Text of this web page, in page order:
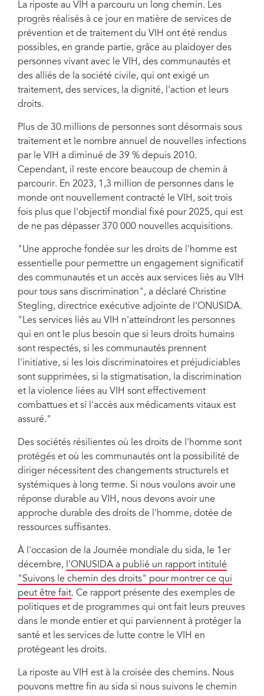
Commissioner for Human Rights
La riposte au VIH a parcouru un long chemin. Les
progrès réalisés à ce jour en matière de services de
prévention et de traitement du VIH ont été rendus
possibles, en grande partie, grâce au plaidoyer des
personnes vivant avec le VIH, des communautés et
des alliés de la société civile, qui ont exigé un
traitement, des services, la dignité, l'action et leurs
droits.
Plus de 30 millions de personnes sont désormais sous
traitement et le nombre annuel de nouvelles infections
par le VIH a diminué de 39 % depuis 2010.
Cependant, il reste encore beaucoup de chemin à
parcourir. En 2023, 1,3 million de personnes dans le
monde ont nouvellement contracté le VIH, soit trois
fois plus que l'objectif mondial fixé pour 2025, qui est
de ne pas dépasser 370 000 nouvelles acquisitions.
"Une approche fondée sur les droits de l'homme est
essentielle pour permettre un engagement significatif
des communautés et un accès aux services liés au VIH
pour tous sans discrimination", a déclaré Christine
Stegling, directrice exécutive adjointe de l'ONUSIDA.
"Les services liés au VIH n'atteindront les personnes
qui en ont le plus besoin que si leurs droits humains
sont respectés, si les communautés prennent
l'initiative, si les lois discriminatoires et préjudiciables
sont supprimées, si la stigmatisation, la discrimination
et la violence liées au VIH sont effectivement
combattues et si l'accès aux médicaments vitaux est
assuré."
Des sociétés résilientes où les droits de l'homme sont
protégés et où les communautés ont la possibilité de
diriger nécessitent des changements structurels et
systémiques à long terme. Si nous voulons avoir une
réponse durable au VIH, nous devons avoir une
approche durable des droits de l'homme, dotée de
ressources suffisantes.
À l'occasion de la Journée mondiale du sida, le 1er
décembre, l'ONUSIDA a publié un rapport intitulé
"Suivons le chemin des droits" pour montrer ce qui
peut être fait. Ce rapport présente des exemples de
politiques et de programmes qui ont fait leurs preuves
dans le monde entier et qui parviennent à protéger la
santé et les services de lutte contre le VIH en
protégeant les droits.
La riposte au VIH est à la croisée des chemins. Nous
pouvons mettre fin au sida si nous suivons le chemin